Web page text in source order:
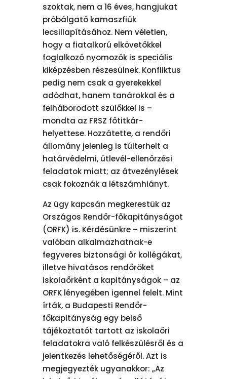
szoktak, nem a 16 éves, hangjukat
próbálgató kamaszfiúk
lecsillapításához. Nem véletlen,
hogy a fiatalkorú elkövetőkkel
foglalkozó nyomozók is speciális
kiképzésben részesülnek. Konfliktus
pedig nem csak a gyerekekkel
adódhat, hanem tanárokkal és a
felháborodott szülőkkel is –
mondta az FRSZ főtitkár-
helyettese. Hozzátette, a rendőri
állomány jelenleg is túlterhelt a
határvédelmi, útlevél-ellenőrzési
feladatok miatt; az átvezénylések
csak fokoznák a létszámhiányt.
Az ügy kapcsán megkerestük az
Országos Rendőr-főkapitányságot
(ORFK) is. Kérdésünkre – miszerint
valóban alkalmazhatnak-e
fegyveres biztonsági őr kollégákat,
illetve hivatásos rendőröket
iskolaőrként a kapitányságok – az
ORFK lényegében igennel felelt. Mint
írták, a Budapesti Rendőr-
főkapitányság egy belső
tájékoztatót tartott az iskolaőri
feladatokra való felkészülésről és a
jelentkezés lehetőségéről. Azt is
megjegyezték ugyanakkor: „Az